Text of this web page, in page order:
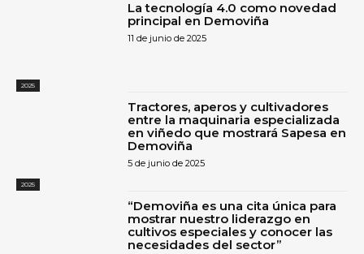
2025
La tecnología 4.0 como novedad
principal en Demoviña
11 de junio de 2025
2025
Tractores, aperos y cultivadores
entre la maquinaria especializada
en viñedo que mostrará Sapesa en
Demoviña
5 de junio de 2025
“Demoviña es una cita única para
mostrar nuestro liderazgo en
cultivos especiales y conocer las
necesidades del sector”